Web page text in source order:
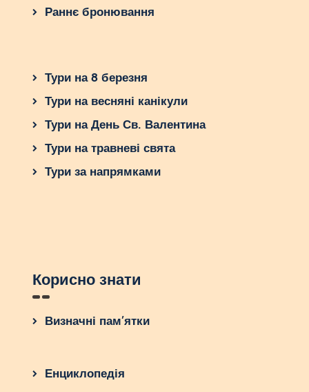
Раннє бронювання
Тури на 8 березня
Тури на весняні канікули
Тури на День Св. Валентина
Тури на травневі свята
Тури за напрямками
Корисно знати
Визначні пам’ятки
Енциклопедія